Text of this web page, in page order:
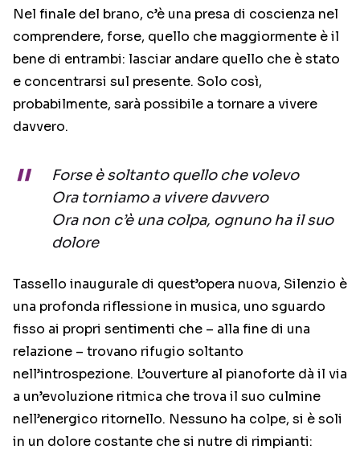
Nel finale del brano, c’è una presa di coscienza nel
comprendere, forse, quello che maggiormente è il
bene di entrambi: lasciar andare quello che è stato
e concentrarsi sul presente. Solo così,
probabilmente, sarà possibile a tornare a vivere
davvero.
Forse è soltanto quello che volevo
Ora torniamo a vivere davvero
Ora non c’è una colpa, ognuno ha il suo
dolore
Tassello inaugurale di quest’opera nuova, Silenzio è
una profonda riflessione in musica, uno sguardo
fisso ai propri sentimenti che – alla fine di una
relazione – trovano rifugio soltanto
nell’introspezione. L’ouverture al pianoforte dà il via
a un’evoluzione ritmica che trova il suo culmine
nell’energico ritornello. Nessuno ha colpe, si è soli
in un dolore costante che si nutre di rimpianti: